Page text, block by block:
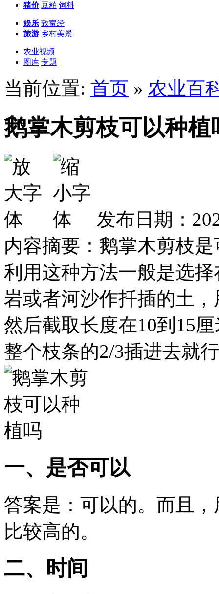
猪价 豆粕 饲料
娱乐 致富经
旅游 乡村美景
农业视频
图库 专题
当前位置: 首页 » 农业百
鹅掌木剪枝可以种植
发布日期：
内容摘要：鹅掌木剪枝
利用这种方法一般是选
岩或者河沙作扦插的土
然后截取长度在10到15
整个枝条的2/3插进去就
一、是否可以
答案是：可以的。而且
比较高的。
二、时间